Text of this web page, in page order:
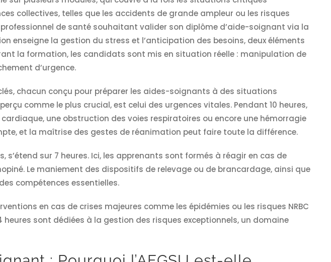
collectives, telles que les accidents de grande ampleur ou les risques
de santé souhaitant valider son diplôme d’aide-soignant via la
enseigne la gestion du stress et l’anticipation des besoins, deux éléments
la formation, les candidats sont mis en situation réelle : manipulation de
d’urgence.
chacun conçu pour préparer les aides-soignants à des situations
comme le plus crucial, est celui des urgences vitales. Pendant 10 heures,
une obstruction des voies respiratoires ou encore une hémorragie
et la maîtrise des gestes de réanimation peut faire toute la différence.
s’étend sur 7 heures. Ici, les apprenants sont formés à réagir en cas de
Le maniement des dispositifs de relevage ou de brancardage, ainsi que
compétences essentielles.
en cas de crises majeures comme les épidémies ou les risques NRBC
sont dédiées à la gestion des risques exceptionnels, un domaine